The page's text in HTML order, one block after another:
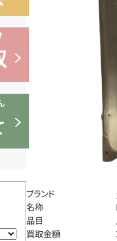
ブランド
名称
品目
買取金額